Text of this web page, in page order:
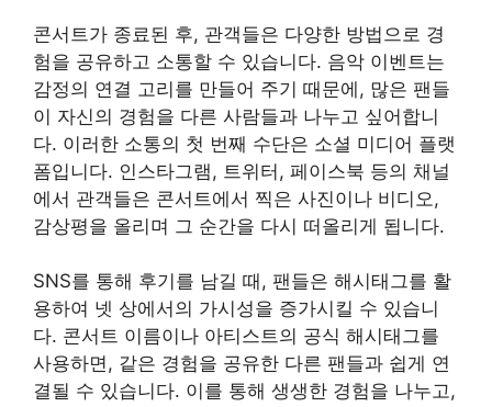
콘서트가 종료된 후, 관객들은 다양한 방법으로 경
험을 공유하고 소통할 수 있습니다. 음악 이벤트는
감정의 연결 고리를 만들어 주기 때문에, 많은 팬들
이 자신의 경험을 다른 사람들과 나누고 싶어합니
다. 이러한 소통의 첫 번째 수단은 소셜 미디어 플랫
폼입니다. 인스타그램, 트위터, 페이스북 등의 채널
에서 관객들은 콘서트에서 찍은 사진이나 비디오,
감상평을 올리며 그 순간을 다시 떠올리게 됩니다.
SNS를 통해 후기를 남길 때, 팬들은 해시태그를 활
용하여 넷 상에서의 가시성을 증가시킬 수 있습니
다. 콘서트 이름이나 아티스트의 공식 해시태그를
사용하면, 같은 경험을 공유한 다른 팬들과 쉽게 연
결될 수 있습니다. 이를 통해 생생한 경험을 나누고,